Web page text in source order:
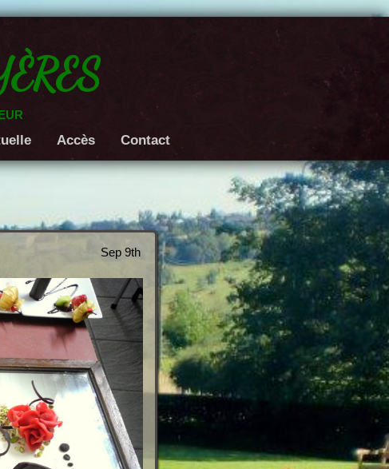
Accès Contact
Sep 9th